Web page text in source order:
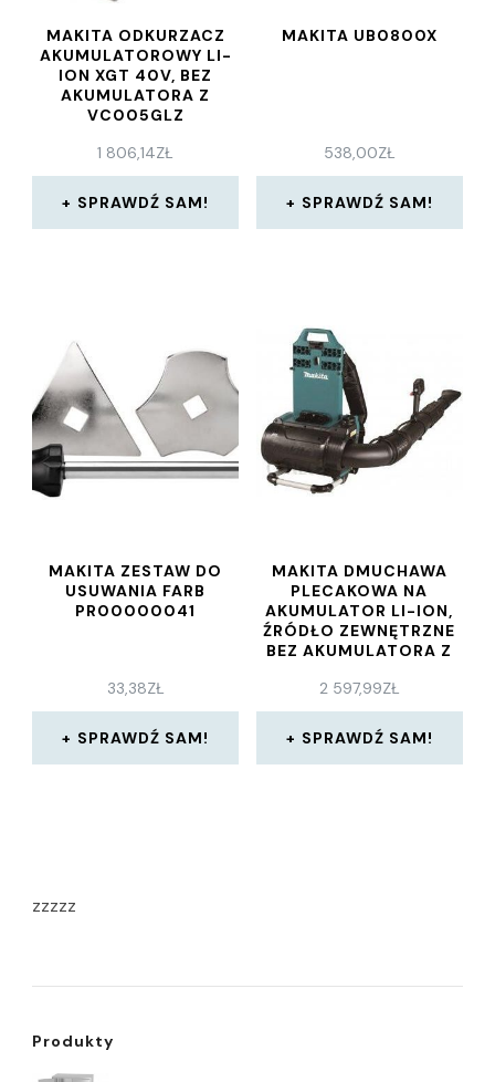
MAKITA ODKURZACZ
AKUMULATOROWY LI-
ION XGT 40V, BEZ
AKUMULATORA Z
VC005GLZ
1 806,14ZŁ
SPRAWDŹ SAM!
MAKITA UB0800X
538,00ZŁ
SPRAWDŹ SAM!
MAKITA ZESTAW DO
USUWANIA FARB
PR00000041
33,38ZŁ
SPRAWDŹ SAM!
MAKITA DMUCHAWA
PLECAKOWA NA
AKUMULATOR LI-ION,
ŹRÓDŁO ZEWNĘTRZNE
BEZ AKUMULATORA Z
2 597,99ZŁ
SPRAWDŹ SAM!
zzzzz
Produkty